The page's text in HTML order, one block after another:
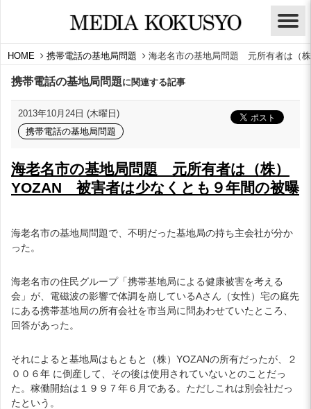
HOME 携帯電話の基地局問題 海老名市の基地局問題 元所有者は（
携帯電話の基地局問題に関連する記事
2013年10月24日 (木曜日)
携帯電話の基地局問題
海老名市の基地局問題 元所有者は（株）
YOZAN 被害者は少なくとも９年間の被曝
海老名市の基地局問題で、不明だった基地局の持ち主会社が分か
った。
海老名市の住民グループ「携帯基地局による健康被害を考える
会」が、電磁波の影響で体調を崩しているAさん（女性）宅の庭先
にある携帯基地局の所有会社を市当局に問あわせていたところ、
回答があった。
それによると基地局はもともと（株）YOZANの所有だったが、２
００６年 に倒産して、その後は使用されていないとのことだっ
た。稼働開始は１９９７年６月である。ただしこれは別会社だっ
たという。